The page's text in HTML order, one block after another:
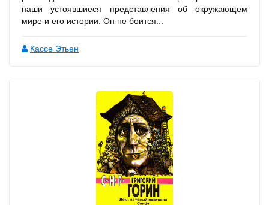
наши устоявшиеся представления об окружающем
мире и его истории. Он не боится...
Кассе Этьен